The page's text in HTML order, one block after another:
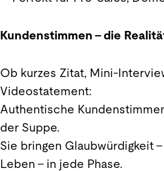
Kundenstimmen – die
Ob kurzes Zitat, Mini-
Videostatement:
Authentische
der Suppe.
Sie bringen Glaubwürdigkeit
Leben – in jede Phase.